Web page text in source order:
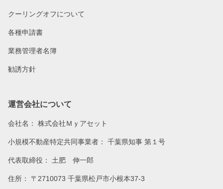
クーリングオフについて
各種申請書
業務管理者名簿
勧誘方針
運営会社について
会社名： 株式会社Ｍｙアセット
小規模不動産特定共同事業者： 千葉県知事 第１号
代表取締役： 土肥 伸一郎
住所： 〒2710073 千葉県松戸市小根本37-3